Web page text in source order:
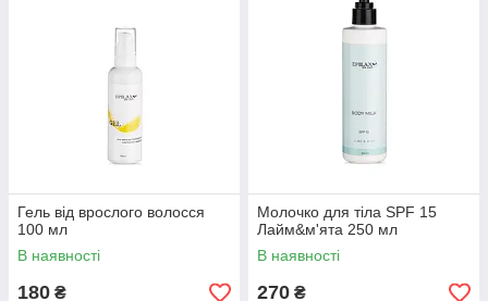
Кваліфіковані консультації співробітників і
Гель від врослого волосся
100 мл
В наявності
180 ₴
Молочко для тіла SPF 15
Лайм&м'ята 250 мл
В наявності
270 ₴